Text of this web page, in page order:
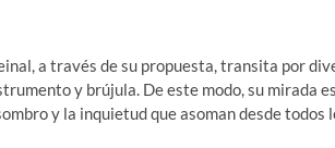
a través de su propuesta, transita por
y brújula. De este modo, su mirada
y la inquietud que asoman desde